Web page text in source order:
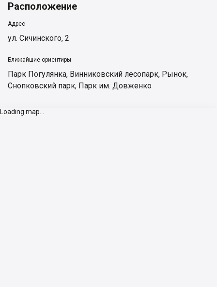
Расположение
Адрес
ул. Сичинского, 2
Ближайшие ориентиры
Парк Погулянка, Винниковский лесопарк, Рынок,
Снопковский парк, Парк им. Довженко
Loading map...